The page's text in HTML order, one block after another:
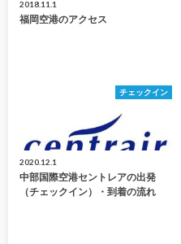
2018.11.1
福岡空港のアクセス
チェックイン
2020.12.1
中部国際空港セントレアの出発
（チェックイン）・到着の流れ